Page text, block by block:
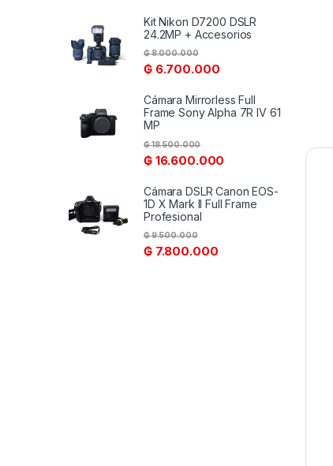
Kit Nikon D7200 DSLR
24.2MP + Accesorios
₲6.700.000
₲8.000.000
Cámara Mirrorless Full
Frame Sony Alpha 7R IV 61
MP
₲16.600.000
₲18.500.000
Cámara DSLR Canon EOS-
1D X Mark II Full Frame
Profesional
₲7.800.000
₲9.500.000